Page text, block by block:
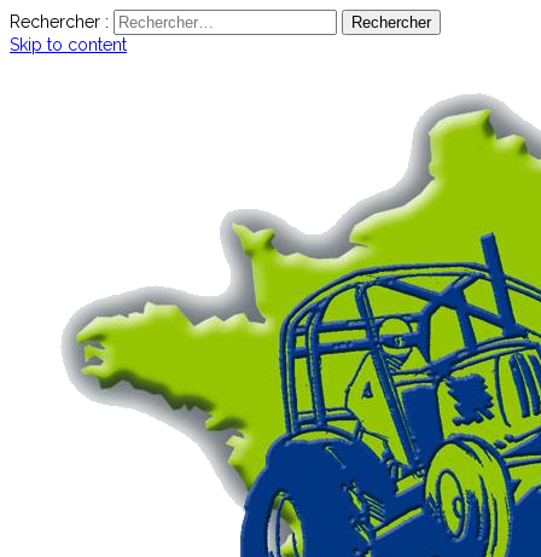
Rechercher :
Skip to content